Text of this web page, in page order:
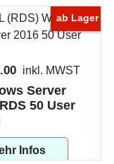
ab Lager
inkl. MWST
Server
50 User
Infos